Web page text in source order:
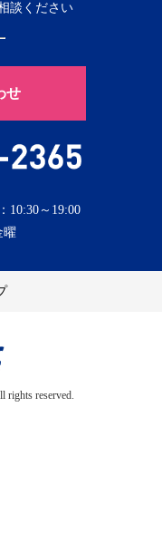
談ください
せ
10:30～19:00
曜
reserved.